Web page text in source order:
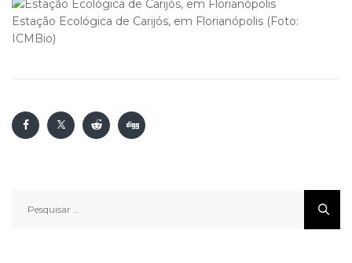
Estação Ecológica de Carijós, em Florianópolis (Foto:
ICMBio)
por: